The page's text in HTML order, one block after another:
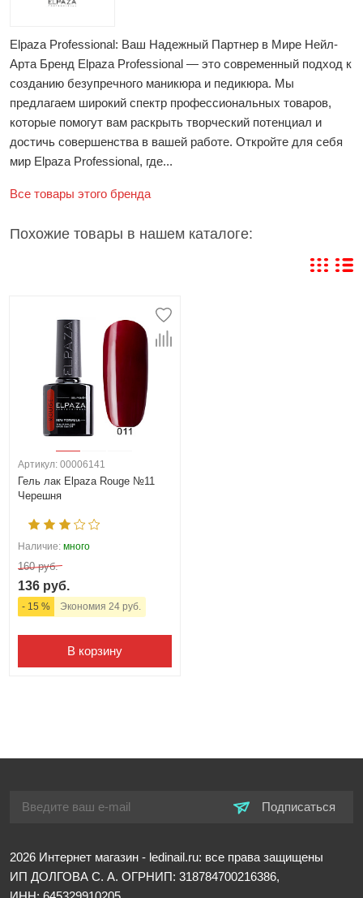
Elpaza Professional: Ваш Надежный Партнер в Мире Нейл-
Арта Бренд Elpaza Professional — это современный подход к
созданию безупречного маникюра и педикюра. Мы
предлагаем широкий спектр профессиональных товаров,
которые помогут вам раскрыть творческий потенциал и
достичь совершенства в вашей работе. Откройте для себя
мир Elpaza Professional, где...
Все товары этого бренда
Похожие товары в нашем каталоге:
Артикул: 00006141
Гель лак Elpaza Rouge №11
Черешня
Наличие: много
160 руб.
136 руб.
- 15 % Экономия 24 руб.
В корзину
Подписаться
2026 Интернет магазин - ledinail.ru: все права защищены
ИП ДОЛГОВА С. А. ОГРНИП: 318784700216386,